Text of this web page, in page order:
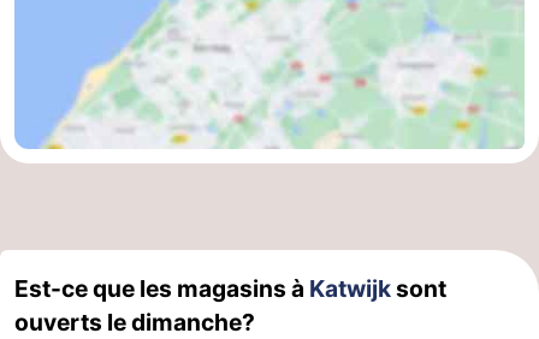
Est-ce que les magasins à Katwijksont
ouverts le dimanche?